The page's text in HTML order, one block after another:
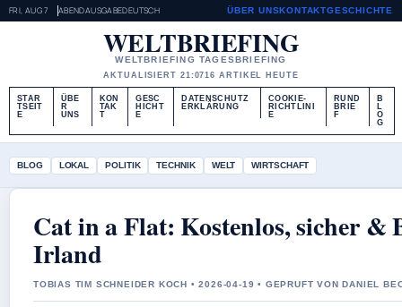
FRI, AUG 7 ABENDAUSGABEDEUTSCH ÜBER UNSKONTAKTGESCHICHTE
WELTBRIEFING
WELTBRIEFING TAGESBRIEFING
AKTUALISIERT 21:0716 ARTIKEL HEUTE
STAR
TSEIT
E
ÜBE
R
UNS
KON
TAK
T
GESC
HICHT
E
DATENSCHUTZ
ERKLÄRUNG
COOKIE-
RICHTLINI
E
RUND
BRIE
F
B
L
O
G
BLOG LOKAL POLITIK TECHNIK WELT WIRTSCHAFT
Cat in a Flat: Kostenlos, sicher &
Irland
TOBIAS TIM SCHNEIDER KOCH • 2026-04-19 • GEPRUFT VON DANIEL